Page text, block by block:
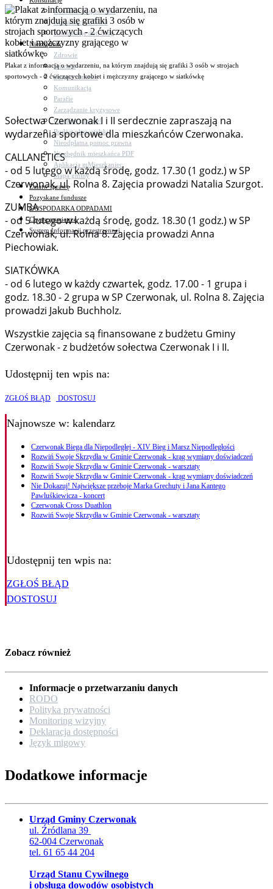
Konsultacje społeczne
Konsultacje z NGO
Konsultacje dot. dróg
Niezbędnik
Zdrowie
Oświata
Bezpieczeństwo
Komunikacja
Parafie
Zarządzanie kryzysowe
C.ześć w gminie!
Budżet obywatelski
Nieodpłatna pomoc prawna
Niezbędnik mieszkańca PDF
Aplikacja mMieszkaniec
Mapa gminy
Załatw sprawę
Pozyskane fundusze
GOSPODARKA ODPADAMI
Czyste powietrze
System Informacji przestrzennej
Plakat z informacją o wydarzeniu, na którym znajdują się grafiki 3 osób w strojach
sportowych - 2 ćwiczących kobiet i mężczyzny grającego w siatkówkę
Sołectwa Czerwonak I i II serdecznie zapraszają na
wydarzenia sportowe dla mieszkańców Czerwonaka.
CALLANETICS
- od 5 lutego w każdą środę, godz. 17.30 (1 godz.) w SP
Czerwonak, ul. Rolna 8. Zajęcia prowadzi Natalia Szurgot.
ZUMBA
- od 5 lutego w każdą środę, godz. 18.30 (1 godz.) w SP
Czerwonak, ul. Rolna 8. Zajęcia prowadzi Anna
Piechowiak.
SIATKÓWKA
- od 6 lutego w każdy czwartek, godz. 17.00 - 1 grupa i
godz. 18.30 - 2 grupa w SP Czerwonak, ul. Rolna 8. Zajęcia
prowadzi Jakub Buchholz.
Wszystkie zajęcia są finansowane z budżetu Gminy
Czerwonak - z budżetów sołectwa Czerwonak I i II.
Udostępnij ten wpis na:
ZGŁOŚ BŁĄD DOSTOSUJ
Najnowsze w: kalendarz
Czerwonak Biega dla Niepodległej - XIV Bieg i Marsz Niepodległości
Rozwiń Swoje Skrzydła w Gminie Czerwonak - krąg wymiany doświadczeń
Rozwiń Swoje Skrzydła w Gminie Czerwonak - warsztaty
Rozwiń Swoje Skrzydła w Gminie Czerwonak - krąg wymiany doświadczeń
Nie Dokazuj! Największe przeboje Marka Grechuty i Jana Kantego
Pawluśkiewicza - koncert
Czerwonak Cross Duathlon
Rozwiń Swoje Skrzydła w Gminie Czerwonak - warsztaty
Udostępnij ten wpis na:
ZGŁOŚ BŁĄD
DOSTOSUJ
Zobacz również
Informacje o przetwarzaniu danych
RODO
Polityka prywatności
Monitoring wizyjny
Deklaracja dostępności
Język migowy
Dodatkowe informacje
Urząd Gminy Czerwonak
ul. Źródlana 39
62-004 Czerwonak
tel. 61 65 44 204
Urząd Stanu Cywilnego
i obsługa dowodów osobistych